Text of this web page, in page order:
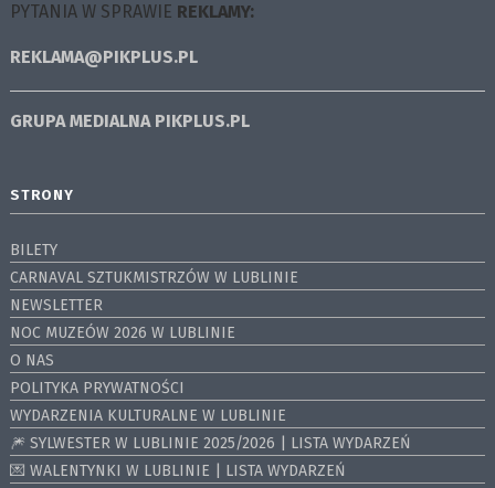
PYTANIA W SPRAWIE REKLAMY:
REKLAMA@PIKPLUS.PL
GRUPA MEDIALNA PIKPLUS.PL
STRONY
BILETY
CARNAVAL SZTUKMISTRZÓW W LUBLINIE
NEWSLETTER
NOC MUZEÓW 2026 W LUBLINIE
O NAS
POLITYKA PRYWATNOŚCI
WYDARZENIA KULTURALNE W LUBLINIE
🎆 SYLWESTER W LUBLINIE 2025/2026 | LISTA WYDARZEŃ
💌 WALENTYNKI W LUBLINIE | LISTA WYDARZEŃ